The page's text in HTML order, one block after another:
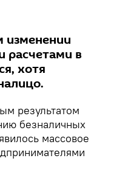
изменении
расчетами в
хотя
результатом
безналичных
массовое